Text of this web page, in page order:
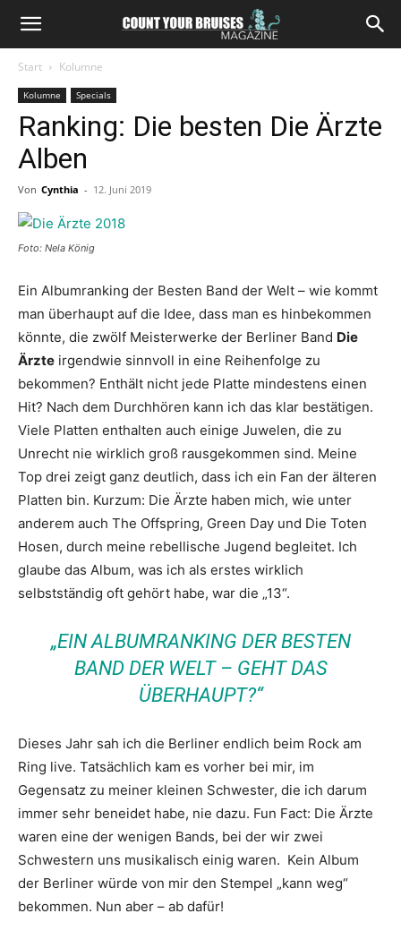
Start Kolumne
Kolumne Specials
Ranking: Die besten Die Ärzte
Alben
Von Cynthia - 12. Juni 2019
Foto: Nela König
Ein Albumranking der Besten Band der Welt – wie kommt
man überhaupt auf die Idee, dass man es hinbekommen
könnte, die zwölf Meisterwerke der Berliner Band Die
Ärzte irgendwie sinnvoll in eine Reihenfolge zu
bekommen? Enthält nicht jede Platte mindestens einen
Hit? Nach dem Durchhören kann ich das klar bestätigen.
Viele Platten enthalten auch einige Juwelen, die zu
Unrecht nie wirklich groß rausgekommen sind. Meine
Top drei zeigt ganz deutlich, dass ich ein Fan der älteren
Platten bin. Kurzum: Die Ärzte haben mich, wie unter
anderem auch The Offspring, Green Day und Die Toten
Hosen, durch meine rebellische Jugend begleitet. Ich
glaube das Album, was ich als erstes wirklich
selbstständig oft gehört habe, war die „13“.
„EIN ALBUMRANKING DER BESTEN
BAND DER WELT – GEHT DAS
ÜBERHAUPT?“
Dieses Jahr sah ich die Berliner endlich beim Rock am
Ring live. Tatsächlich kam es vorher bei mir, im
Gegensatz zu meiner kleinen Schwester, die ich darum
immer sehr beneidet habe, nie dazu. Fun Fact: Die Ärzte
waren eine der wenigen Bands, bei der wir zwei
Schwestern uns musikalisch einig waren. Kein Album
der Berliner würde von mir den Stempel „kann weg“
bekommen. Nun aber – ab dafür!